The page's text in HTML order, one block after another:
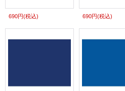
690円(税込) 690円(税込)